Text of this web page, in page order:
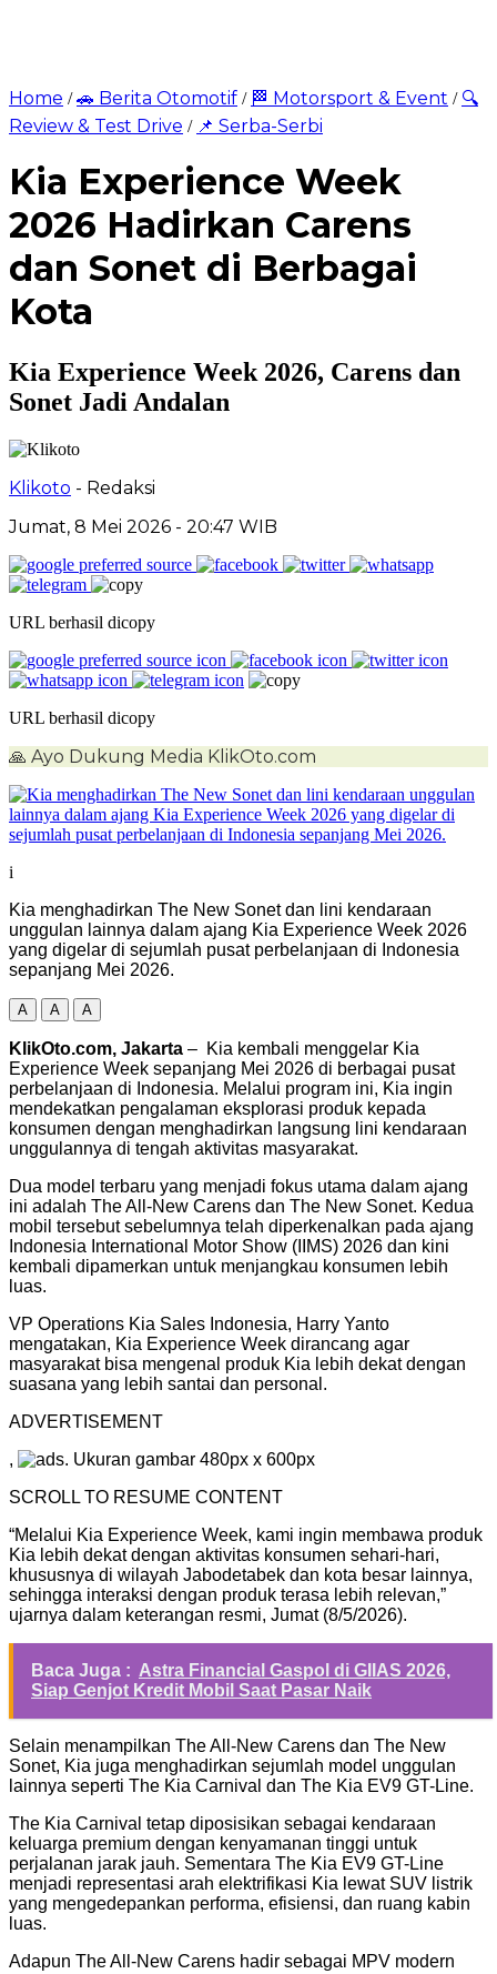
Home /🚗 Berita Otomotif / 🏁 Motorsport & Event / 🔍
Review & Test Drive / 📌 Serba-Serbi
Kia Experience Week
2026 Hadirkan Carens
dan Sonet di Berbagai
Kota
Kia Experience Week 2026, Carens dan
Sonet Jadi Andalan
Klikoto - Redaksi
Jumat, 8 Mei 2026 - 20:47 WIB
URL berhasil dicopy
URL berhasil dicopy
🙏 Ayo Dukung Media KlikOto.com
i
Kia menghadirkan The New Sonet dan lini kendaraan
unggulan lainnya dalam ajang Kia Experience Week 2026
yang digelar di sejumlah pusat perbelanjaan di Indonesia
sepanjang Mei 2026.
A A A
KlikOto.com, Jakarta – Kia kembali menggelar Kia
Experience Week sepanjang Mei 2026 di berbagai pusat
perbelanjaan di Indonesia. Melalui program ini, Kia ingin
mendekatkan pengalaman eksplorasi produk kepada
konsumen dengan menghadirkan langsung lini kendaraan
unggulannya di tengah aktivitas masyarakat.
Dua model terbaru yang menjadi fokus utama dalam ajang
ini adalah The All-New Carens dan The New Sonet. Kedua
mobil tersebut sebelumnya telah diperkenalkan pada ajang
Indonesia International Motor Show (IIMS) 2026 dan kini
kembali dipamerkan untuk menjangkau konsumen lebih
luas.
VP Operations Kia Sales Indonesia, Harry Yanto
mengatakan, Kia Experience Week dirancang agar
masyarakat bisa mengenal produk Kia lebih dekat dengan
suasana yang lebih santai dan personal.
ADVERTISEMENT
,
. Ukuran gambar 480px x 600px
SCROLL TO RESUME CONTENT
“Melalui Kia Experience Week, kami ingin membawa produk
Kia lebih dekat dengan aktivitas konsumen sehari-hari,
khususnya di wilayah Jabodetabek dan kota besar lainnya,
sehingga interaksi dengan produk terasa lebih relevan,”
ujarnya dalam keterangan resmi, Jumat (8/5/2026).
Baca Juga : Astra Financial Gaspol di GIIAS 2026,
Siap Genjot Kredit Mobil Saat Pasar Naik
Selain menampilkan The All-New Carens dan The New
Sonet, Kia juga menghadirkan sejumlah model unggulan
lainnya seperti The Kia Carnival dan The Kia EV9 GT-Line.
The Kia Carnival tetap diposisikan sebagai kendaraan
keluarga premium dengan kenyamanan tinggi untuk
perjalanan jarak jauh. Sementara The Kia EV9 GT-Line
menjadi representasi arah elektrifikasi Kia lewat SUV listrik
yang mengedepankan performa, efisiensi, dan ruang kabin
luas.
Adapun The All-New Carens hadir sebagai MPV modern